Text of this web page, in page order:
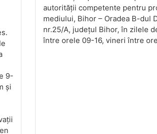
9-
și
autorității competente pentru
mediului, Bihor – Oradea B-dul
nr.25/A, județul Bihor, în zilele
între orele 09-16, vineri între